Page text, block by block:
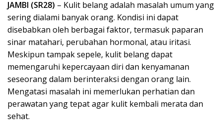
JAMBI (SR28) – Kulit belang adalah masalah umum yang
sering dialami banyak orang. Kondisi ini dapat
disebabkan oleh berbagai faktor, termasuk paparan
sinar matahari, perubahan hormonal, atau iritasi.
Meskipun tampak sepele, kulit belang dapat
memengaruhi kepercayaan diri dan kenyamanan
seseorang dalam berinteraksi dengan orang lain.
Mengatasi masalah ini memerlukan perhatian dan
perawatan yang tepat agar kulit kembali merata dan
sehat.